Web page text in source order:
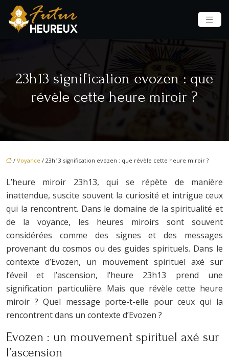
23h13 signification evozen : que
révèle cette heure miroir ?
/ Voyance / 23h13 signification evozen : que révèle cette heure miroir ?
L’heure miroir 23h13, qui se répète de manière
inattendue, suscite souvent la curiosité et intrigue ceux
qui la rencontrent. Dans le domaine de la spiritualité et
de la voyance, les heures miroirs sont souvent
considérées comme des signes et des messages
provenant du cosmos ou des guides spirituels. Dans le
contexte d’Evozen, un mouvement spirituel axé sur
l’éveil et l’ascension, l’heure 23h13 prend une
signification particulière. Mais que révèle cette heure
miroir ? Quel message porte-t-elle pour ceux qui la
rencontrent dans un contexte d’Evozen ?
Evozen : un mouvement spirituel axé sur
l’ascension